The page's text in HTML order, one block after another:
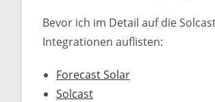
Bevor ich im Detail auf die
Integrationen auflisten:
Forecast Solar
Solcast